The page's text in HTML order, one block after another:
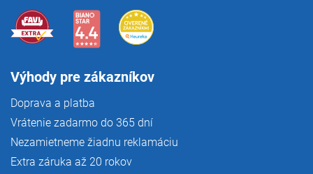
Výhody pre zákazníkov
Doprava a platba
Vrátenie zadarmo do 365 dní
Nezamietneme žiadnu reklamáciu
Extra záruka až 20 rokov